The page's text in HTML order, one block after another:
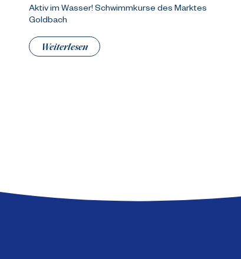
Aktiv im Wasser! Schwimmkurse des Marktes
Goldbach
Weiterlesen